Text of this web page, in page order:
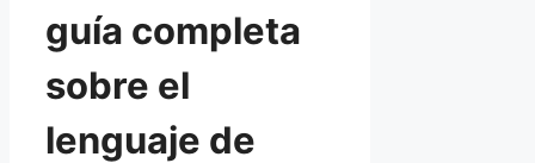
guía completa
sobre el
lenguaje de